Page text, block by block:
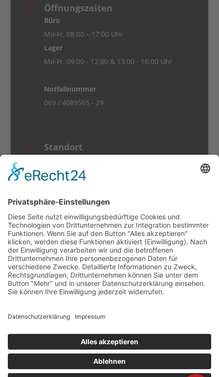
} Öffnungszeiten
Büro
Mo-Fr, 08:00 – 17:00 Uhr
Lager
Mo-Fr, 09:00 - 12:00 & 13:00 - 16:00 Uhr
Notfallnummer
069 / 4089565 - 29
 Standort
Ferdinand-Porsche-Str. 5-7
r Info
Events
Hochzeitsmobiliar
Service & Lieferung
Bestellformular
Wir über uns
Datenschutzerklärung
Datenschutzerklärung für Social Media